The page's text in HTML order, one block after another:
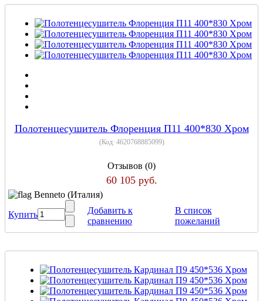
Полотенцесушитель Флоренция П11 400*830 Хром
(Код: 4620768885099)
Отзывов (0)
60 105 руб.
Benneto (Италия)
Купить
Добавить к
сравнению
В список
пожеланий